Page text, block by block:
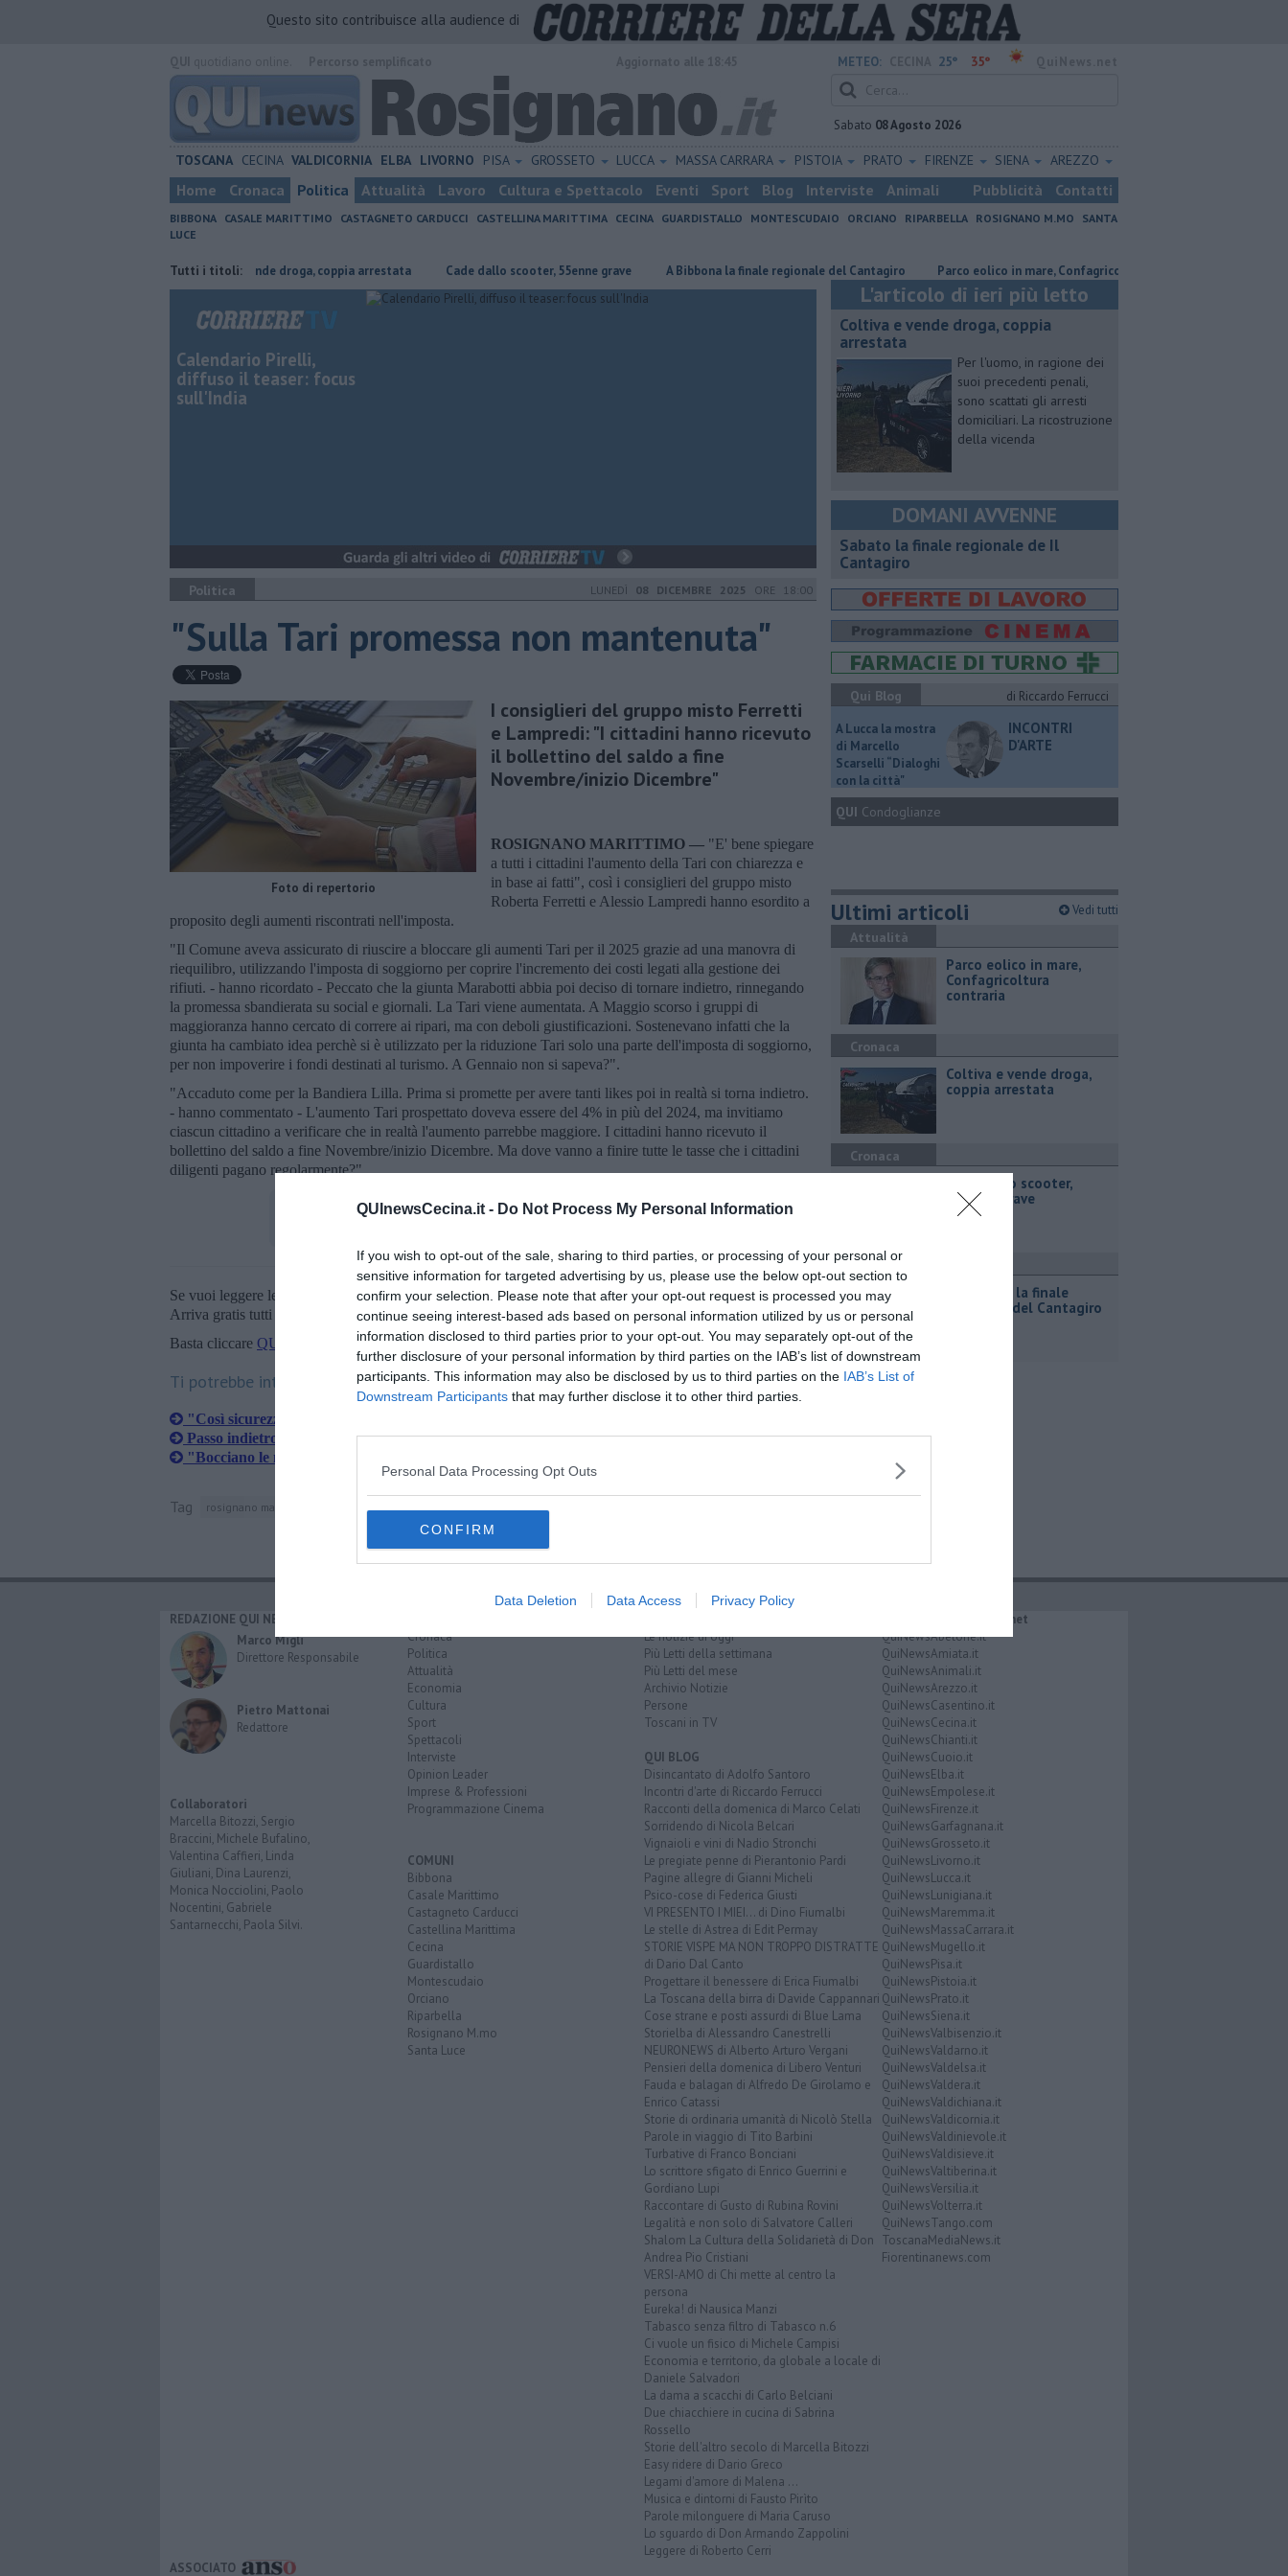
QUInewsCecina.it - Do Not Process My Personal Information
If you wish to opt-out of the sale, sharing to third parties, or processing of your personal or
sensitive information for targeted advertising by us, please use the below opt-out section to
confirm your selection. Please note that after your opt-out request is processed you may
continue seeing interest-based ads based on personal information utilized by us or personal
information disclosed to third parties prior to your opt-out. You may separately opt-out of the
further disclosure of your personal information by third parties on the IAB’s list of downstream
participants. This information may also be disclosed by us to third parties on the IAB’s List of
Downstream Participants that may further disclose it to other third parties.
Personal Data Processing Opt Outs
CONFIRM
Data Deletion Data Access Privacy Policy
Questo sito contribuisce alla audience di
METEO: 25° 35°
Sabato 08 Agosto 2026
TOSCANA CECINA VALDICORNIA ELBA LIVORNO PISA GROSSETO LUCCA MASSA CARRARA PISTOIA PRATO FIRENZE SIENA AREZZO
Home Cronaca Politica Attualità Lavoro Cultura e Spettacolo Eventi Sport Blog Interviste Animali Pubblicità Contatti
BIBBONA CASALE MARITTIMO CASTAGNETO CARDUCCI CASTELLINA MARITTIMA CECINA GUARDISTALLO MONTESCUDAIO ORCIANO RIPARBELLA ROSIGNANO M.MO
SANTA
LUCE
Tutti i titoli:
Coltiva e vende droga, coppia arrestata Cade dallo scooter, 55enne grave A Bibbona la finale regionale del Cantagiro Parco eolico in mare, Confagricoltura contraria
Calendario Pirelli,
diffuso il teaser: focus
sull'India
Politica LUNEDÌ 08 DICEMBRE 2025 ORE 18:00
"Sulla Tari promessa non mantenuta"
Foto di repertorio
I consiglieri del gruppo misto Ferretti
e Lampredi: "I cittadini hanno ricevuto
il bollettino del saldo a fine
Novembre/inizio Dicembre"
ROSIGNANO MARITTIMO — "E' bene spiegare
a tutti i cittadini l'aumento della Tari con chiarezza e
in base ai fatti", così i consiglieri del gruppo misto
Roberta Ferretti e Alessio Lampredi hanno esordito a
proposito degli aumenti riscontrati nell'imposta.
"Il Comune aveva assicurato di riuscire a bloccare gli aumenti Tari per il 2025 grazie ad una manovra di
riequilibro, utilizzando l'imposta di soggiorno per coprire l'incremento dei costi legati alla gestione dei
rifiuti. - hanno ricordato - Peccato che la giunta Marabotti abbia poi deciso di tornare indietro, rinnegando
la promessa sbandierata su social e giornali. La Tari viene aumentata. A Maggio scorso i gruppi di
maggioranza hanno cercato di correre ai ripari, ma con deboli giustificazioni. Sostenevano infatti che la
giunta ha cambiato idea perchè si è utilizzato per la riduzione Tari solo una parte dell'imposta di soggiorno,
per non impoverire i fondi destinati al turismo. A Gennaio non si sapeva?".
"Accaduto come per la Bandiera Lilla. Prima si promette per avere tanti likes poi in realtà si torna indietro.
- hanno commentato - L'aumento Tari prospettato doveva essere del 4% in più del 2024, ma invitiamo
ciascun cittadino a verificare che in realtà l'aumento parrebbe maggiore. I cittadini hanno ricevuto il
bollettino del saldo a fine Novembre/inizio Dicembre. Ma dove vanno a finire tutte le tasse che i cittadini
diligenti pagano regolarmente?".
Se vuoi leggere le notizie principali della Toscana iscriviti allaNewsletter QUInews - ToscanaMedia.
Arriva gratis tutti i giorni alle 20:00 direttamente nella tua casella di posta.
Basta cliccare QUI
Ti potrebbe interessare anche:
"Così sicurezza e decoro in subordine"
Passo indietro sulla Bandiera Lilla
"Bocciano le mozioni, poi corrono ai ripari"
Tag rosignano marittimo
L'articolo di ieri più letto
Coltiva e vende droga, coppia
arrestata
Per l'uomo, in ragione dei
suoi precedenti penali,
sono scattati gli arresti
domiciliari. La ricostruzione
della vicenda
DOMANI AVVENNE
Sabato la finale regionale de Il
Cantagiro
Qui Blog
di Riccardo Ferrucci
A Lucca la mostra
di Marcello
Scarselli “Dialoghi
con la città"
INCONTRI
D'ARTE
QUI Condoglianze
Ultimi articoli Vedi tutti
Attualità
Parco eolico in mare,
Confagricoltura
contraria
Cronaca
Coltiva e vende droga,
coppia arrestata
Cronaca
Cade dallo scooter,
55enne grave
Attualità
A Bibbona la finale
regionale del Cantagiro
REDAZIONE QUI NEWS
Marco Migli
Direttore Responsabile
Pietro Mattonai
Redattore
Collaboratori
Marcella Bitozzi, Sergio
Braccini, Michele Bufalino,
Valentina Caffieri, Linda
Giuliani, Dina Laurenzi,
Monica Nocciolini, Paolo
Nocentini, Gabriele
Santarnecchi, Paola Silvi.
Cronaca
Politica
Attualità
Economia
Cultura
Sport
Spettacoli
Interviste
Opinion Leader
Imprese & Professioni
Programmazione Cinema
COMUNI
Bibbona
Casale Marittimo
Castagneto Carducci
Castellina Marittima
Cecina
Guardistallo
Montescudaio
Orciano
Riparbella
Rosignano M.mo
Santa Luce
Le notizie di oggi
Più Letti della settimana
Più Letti del mese
Archivio Notizie
Persone
Toscani in TV
QUI BLOG
Disincantato di Adolfo Santoro
Incontri d'arte di Riccardo Ferrucci
Racconti della domenica di Marco Celati
Sorridendo di Nicola Belcari
Vignaioli e vini di Nadio Stronchi
Le pregiate penne di Pierantonio Pardi
Pagine allegre di Gianni Micheli
Psico-cose di Federica Giusti
VI PRESENTO I MIEI... di Dino Fiumalbi
Le stelle di Astrea di Edit Permay
STORIE VISPE MA NON TROPPO DISTRATTE
di Dario Dal Canto
Progettare il benessere di Erica Fiumalbi
La Toscana della birra di Davide Cappannari
Cose strane e posti assurdi di Blue Lama
Storielba di Alessandro Canestrelli
NEURONEWS di Alberto Arturo Vergani
Pensieri della domenica di Libero Venturi
Fauda e balagan di Alfredo De Girolamo e
Enrico Catassi
Storie di ordinaria umanità di Nicolò Stella
Parole in viaggio di Tito Barbini
Turbative di Franco Bonciani
Lo scrittore sfigato di Enrico Guerrini e
Gordiano Lupi
Raccontare di Gusto di Rubina Rovini
Legalità e non solo di Salvatore Calleri
Shalom La Cultura della Solidarietà di Don
Andrea Pio Cristiani
VERSI-AMO di Chi mette al centro la
persona
Eureka! di Nausica Manzi
Tabasco senza filtro di Tabasco n.6
Ci vuole un fisico di Michele Campisi
Economia e territorio, da globale a locale di
Daniele Salvadori
La dama a scacchi di Carlo Belciani
Due chiacchiere in cucina di Sabrina
Rossello
Storie dell'altro secolo di Marcella Bitozzi
Easy ridere di Dario Greco
Legami d'amore di Malena ...
Musica e dintorni di Fausto Pirìto
Parole milonguere di Maria Caruso
Lo sguardo di Don Armando Zappolini
Leggere di Roberto Cerri
IL NETWORK QuiNews.net
QuiNewsAbetone.it
QuiNewsAmiata.it
QuiNewsAnimali.it
QuiNewsArezzo.it
QuiNewsCasentino.it
QuiNewsCecina.it
QuiNewsChianti.it
QuiNewsCuoio.it
QuiNewsElba.it
QuiNewsEmpolese.it
QuiNewsFirenze.it
QuiNewsGarfagnana.it
QuiNewsGrosseto.it
QuiNewsLivorno.it
QuiNewsLucca.it
QuiNewsLunigiana.it
QuiNewsMaremma.it
QuiNewsMassaCarrara.it
QuiNewsMugello.it
QuiNewsPisa.it
QuiNewsPistoia.it
QuiNewsPrato.it
QuiNewsSiena.it
QuiNewsValbisenzio.it
QuiNewsValdarno.it
QuiNewsValdelsa.it
QuiNewsValdera.it
QuiNewsValdichiana.it
QuiNewsValdicornia.it
QuiNewsValdinievole.it
QuiNewsValdisieve.it
QuiNewsValtiberina.it
QuiNewsVersilia.it
QuiNewsVolterra.it
QuiNewsTango.com
ToscanaMediaNews.it
Fiorentinanews.com
ASSOCIATO